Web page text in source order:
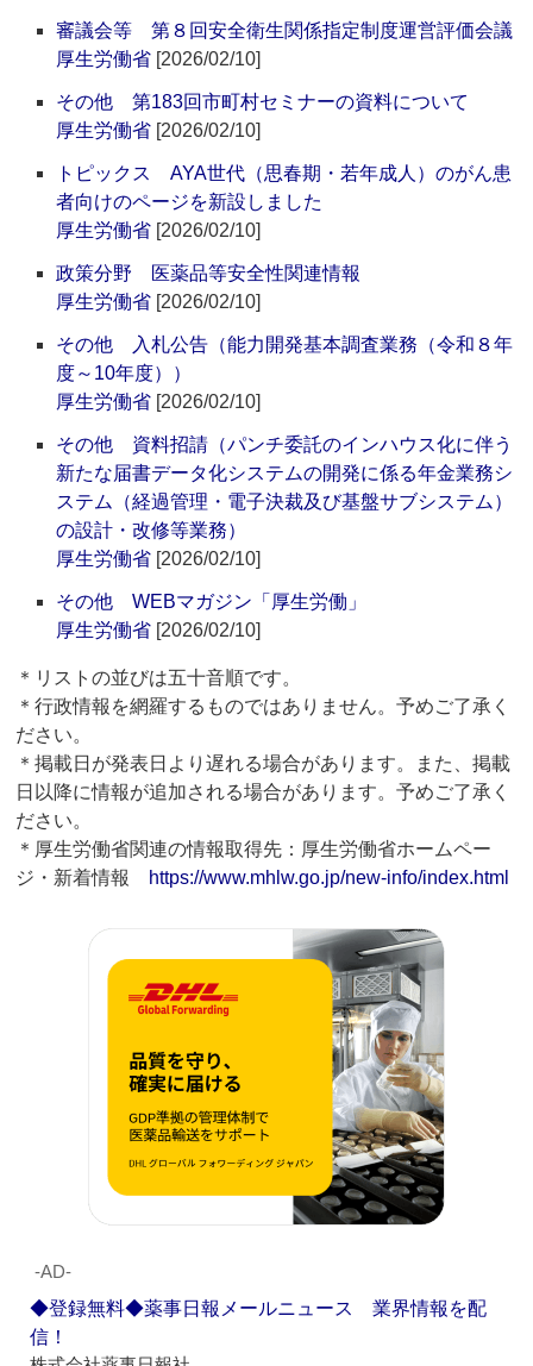
審議会等 第８回安全衛生関係指定制度運営評価会議
厚生労働省 [2026/02/10]
その他 第183回市町村セミナーの資料について
厚生労働省 [2026/02/10]
トピックス AYA世代（思春期・若年成人）のがん患
者向けのページを新設しました
厚生労働省 [2026/02/10]
政策分野 医薬品等安全性関連情報
厚生労働省 [2026/02/10]
その他 入札公告（能力開発基本調査業務（令和８年
度～10年度））
厚生労働省 [2026/02/10]
その他 資料招請（パンチ委託のインハウス化に伴う
新たな届書データ化システムの開発に係る年金業務シ
ステム（経過管理・電子決裁及び基盤サブシステム）
の設計・改修等業務）
厚生労働省 [2026/02/10]
その他 WEBマガジン「厚生労働」
厚生労働省 [2026/02/10]
＊リストの並びは五十音順です。
＊行政情報を網羅するものではありません。予めご了承く
ださい。
＊掲載日が発表日より遅れる場合があります。また、掲載
日以降に情報が追加される場合があります。予めご了承く
ださい。
＊厚生労働省関連の情報取得先：厚生労働省ホームペー
ジ・新着情報 https://www.mhlw.go.jp/new-info/index.html
‐AD‐
◆登録無料◆薬事日報メールニュース 業界情報を配
信！